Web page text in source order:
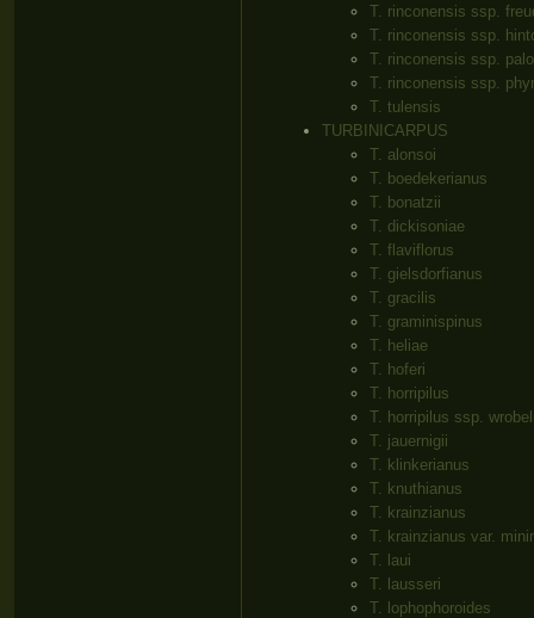
T. rinconensis ssp.
T. rinconensis ssp.
T. rinconensis ssp.
T. rinconensis ssp.
T. tulensis
TURBINICARPUS
T. alonsoi
T. boedekerianus
T. bonatzii
T. dickisoniae
T. flaviflorus
T. gielsdorfianus
T. gracilis
T. graminispinus
T. heliae
T. hoferi
T. horripilus
T. horripilus ssp.
T. jauernigii
T. klinkerianus
T. knuthianus
T. krainzianus
T. krainzianus var.
T. laui
T. lausseri
T. lophophoroides